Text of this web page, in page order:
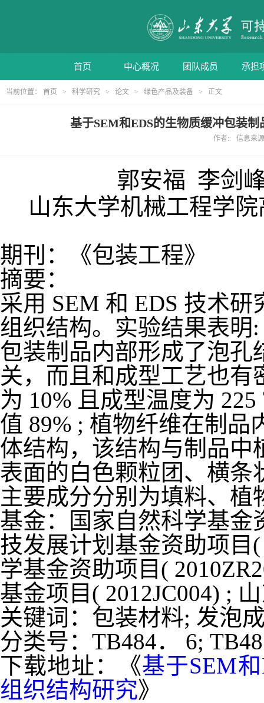
首页 中心概况 团队成员 承担
当前位置： 首页 > 科学研究 > 论文 > 绿色产品及装备 > 正文
基于SEM和EDS的生物质缓冲包装
作者: 信息来
郭安福 李剑
山东大学机械工程学
期刊：《包装工程》
摘要：
采用 SEM 和 EDS 技术
组织结构。实验结果表明
包装制品内部形成了泡孔
关，而且和成型工艺也
为 10% 且成型温度为
值 89% ; 植物纤维在制
体结构，该结构与制品中
表面的白色颗粒团、横条
主要成分分别为填料、植
基金：
国家自然科学基金
技发展计划基金资助项目
学基金资助项目(
基金项目( 2012JC004) ;
关键词： 包装材料; 发泡
分类号： TB484． 6;
下载地址：《基于SEM
组织结构研究》